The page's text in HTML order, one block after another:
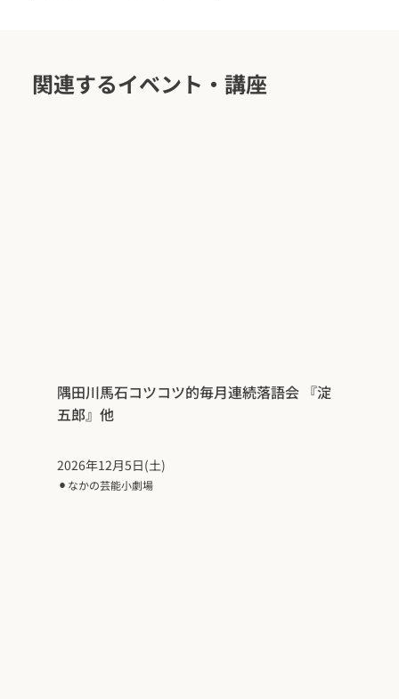
隅田川馬石コツコツ的毎月連続落語会 『淀
五郎』他
2026年12月5日(土)
なかの芸能小劇場
⚫︎
関連するイベント・講座